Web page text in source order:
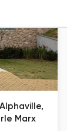
Marx